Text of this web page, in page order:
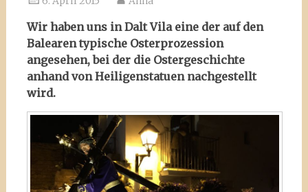
Wir haben uns in Dalt Vila eine der auf den
Balearen typische Osterprozession
angesehen, bei der die Ostergeschichte
anhand von Heiligenstatuen nachgestellt
wird.